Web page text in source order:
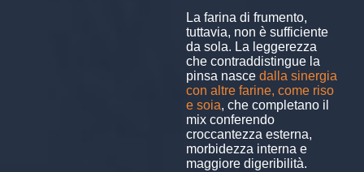
La farina di frumento,
tuttavia, non è sufficiente
da sola. La leggerezza
che contraddistingue la
pinsa nascedalla sinergia
con altre farine, come riso
e soia, che completano il
mix conferendo
croccantezza esterna,
morbidezza interna e
maggiore digeribilità.